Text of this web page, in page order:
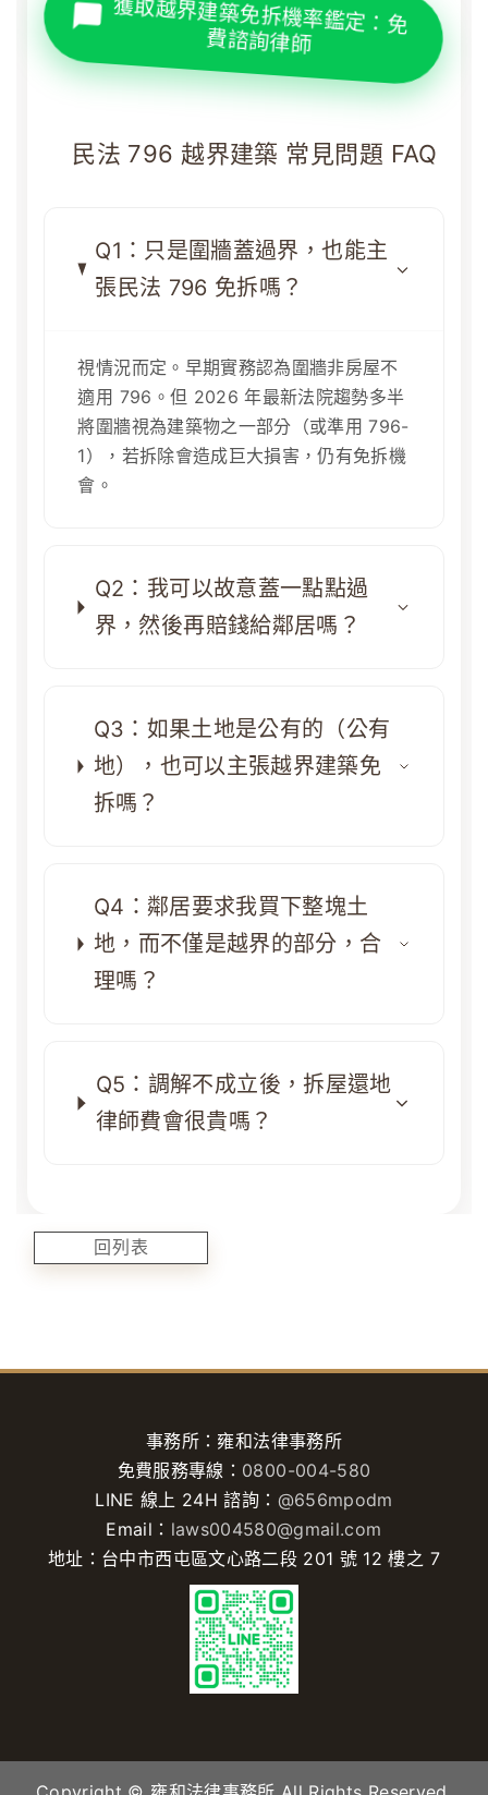
獲取越界建築免拆機率鑑定：免
費諮詢律師
民法 796 越界建築 常見問題 FAQ
Q1：只是圍牆蓋過界，也能主
張民法 796 免拆嗎？
視情況而定。早期實務認為圍牆非房屋不
適用 796。但 2026 年最新法院趨勢多半
將圍牆視為建築物之一部分（或準用 796-
1），若拆除會造成巨大損害，仍有免拆機
會。
Q2：我可以故意蓋一點點過
界，然後再賠錢給鄰居嗎？
Q3：如果土地是公有的（公有
地），也可以主張越界建築免
拆嗎？
Q4：鄰居要求我買下整塊土
地，而不僅是越界的部分，合
理嗎？
Q5：調解不成立後，拆屋還地
律師費會很貴嗎？
回列表
事務所：雍和法律事務所
免費服務專線： 0800-004-580
LINE 線上 24H 諮詢： @656mpodm
Email： laws004580@gmail.com
地址：台中市西屯區文心路二段 201 號 12 樓之 7